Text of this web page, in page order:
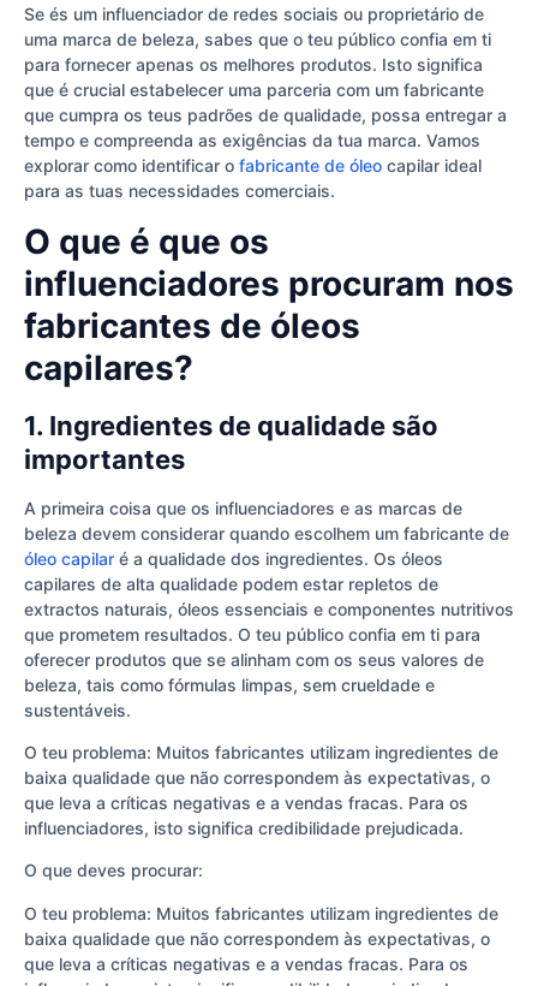
Se és um influenciador de redes sociais ou proprietário de
uma marca de beleza, sabes que o teu público confia em ti
para fornecer apenas os melhores produtos. Isto significa
que é crucial estabelecer uma parceria com um fabricante
que cumpra os teus padrões de qualidade, possa entregar a
tempo e compreenda as exigências da tua marca. Vamos
explorar como identificar o fabricante de óleo capilar ideal
para as tuas necessidades comerciais.
O que é que os
influenciadores procuram nos
fabricantes de óleos
capilares?
1. Ingredientes de qualidade são
importantes
A primeira coisa que os influenciadores e as marcas de
beleza devem considerar quando escolhem um fabricante de
óleo capilar é a qualidade dos ingredientes. Os óleos
capilares de alta qualidade podem estar repletos de
extractos naturais, óleos essenciais e componentes nutritivos
que prometem resultados. O teu público confia em ti para
oferecer produtos que se alinham com os seus valores de
beleza, tais como fórmulas limpas, sem crueldade e
sustentáveis.
O teu problema: Muitos fabricantes utilizam ingredientes de
baixa qualidade que não correspondem às expectativas, o
que leva a críticas negativas e a vendas fracas. Para os
influenciadores, isto significa credibilidade prejudicada.
O que deves procurar:
O teu problema: Muitos fabricantes utilizam ingredientes de
baixa qualidade que não correspondem às expectativas, o
que leva a críticas negativas e a vendas fracas. Para os